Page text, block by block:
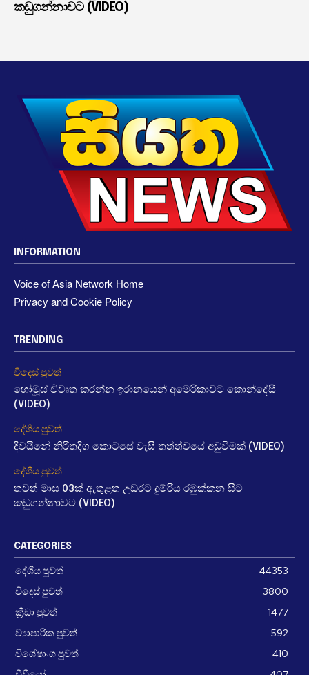
කඩුගන්නාවට (VIDEO)
INFORMATION
Voice of Asia Network Home
Privacy and Cookie Policy
TRENDING
විදෙස් පුවත්
හෝමූස් විවෘත කරන්න ඉරානයෙන් අමෙරිකාවට කොන්දේසී
(VIDEO)
දේශීය පුවත්
දිවයිනේ නිරිතදිග කොටසේ වැසි තත්ත්වයේ අඩුවීමක් (VIDEO)
දේශීය පුවත්
තවත් මාස 03ක් ඇතුළත උඩරට දුම්රිය රඹුක්කන සිට
කඩුගන්නාවට (VIDEO)
CATEGORIES
දේශීය පුවත්
44353
විදෙස් පුවත්
3800
ක්‍රීඩා පුවත්
1477
ව්‍යාපාරික පුවත්
592
විශේෂාංග පුවත්
410